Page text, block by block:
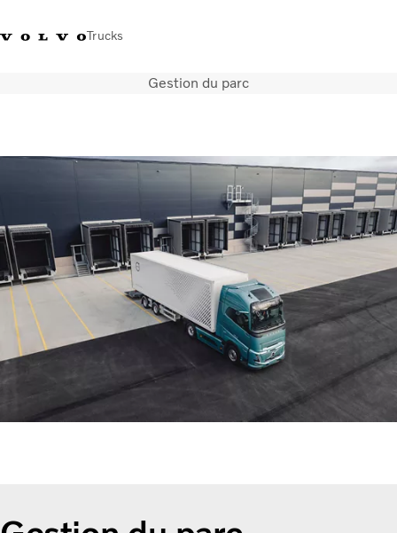
Trucks
Volvo MerchandiseConnexion
Localisation du réseau
Nouveautés et médias
Notre société
Nous contacter
Gestion du parc